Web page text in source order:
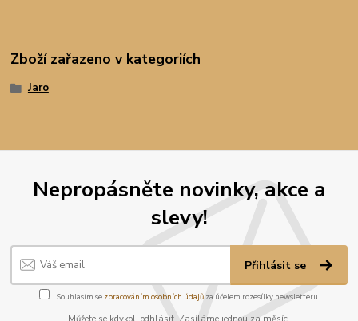
Zboží zařazeno v kategoriích
Jaro
Nepropásněte novinky, akce a
slevy!
Přihlásit se
Souhlasím se zpracováním osobních údajůza účelem rozesílky newsletteru.